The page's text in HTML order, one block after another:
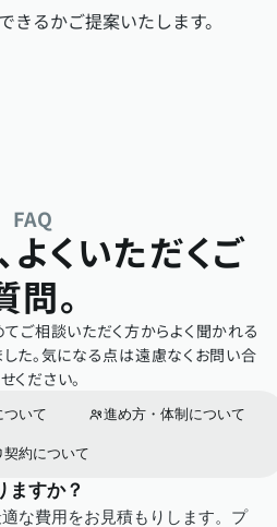
るかご提案いたします。
FAQ
よくいただくご
問。
てご相談いただく方からよく聞かれる
た。気になる点は遠慮なくお問い合
ください。
ついて 進め方・体制について
契約について
ますか？
な費用をお見積もりします。プ